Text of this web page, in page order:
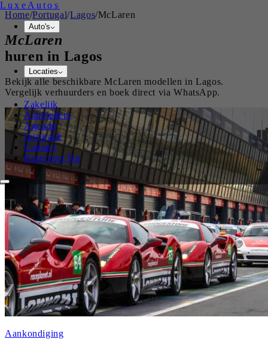
Luxe Autos
Auto's
Locaties
Zakelijk
Aanbieders
Agenda
Inspiratie
Contact
Reserveer Nu
Home/Portugal/Lagos/McLaren
McLaren
huren in Lagos
Bekijk alle beschikbareMcLaren modellen inLagos.
Vergelijk verhuurders en boek direct via WhatsApp.
Aankondiging